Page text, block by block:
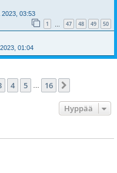
2023, 03:53
1 47 48 49 50
01:04
4 5 16
Hyppää